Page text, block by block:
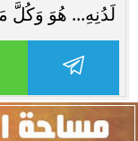
لَدُنِهِ... هُوَ وَكُلَّ